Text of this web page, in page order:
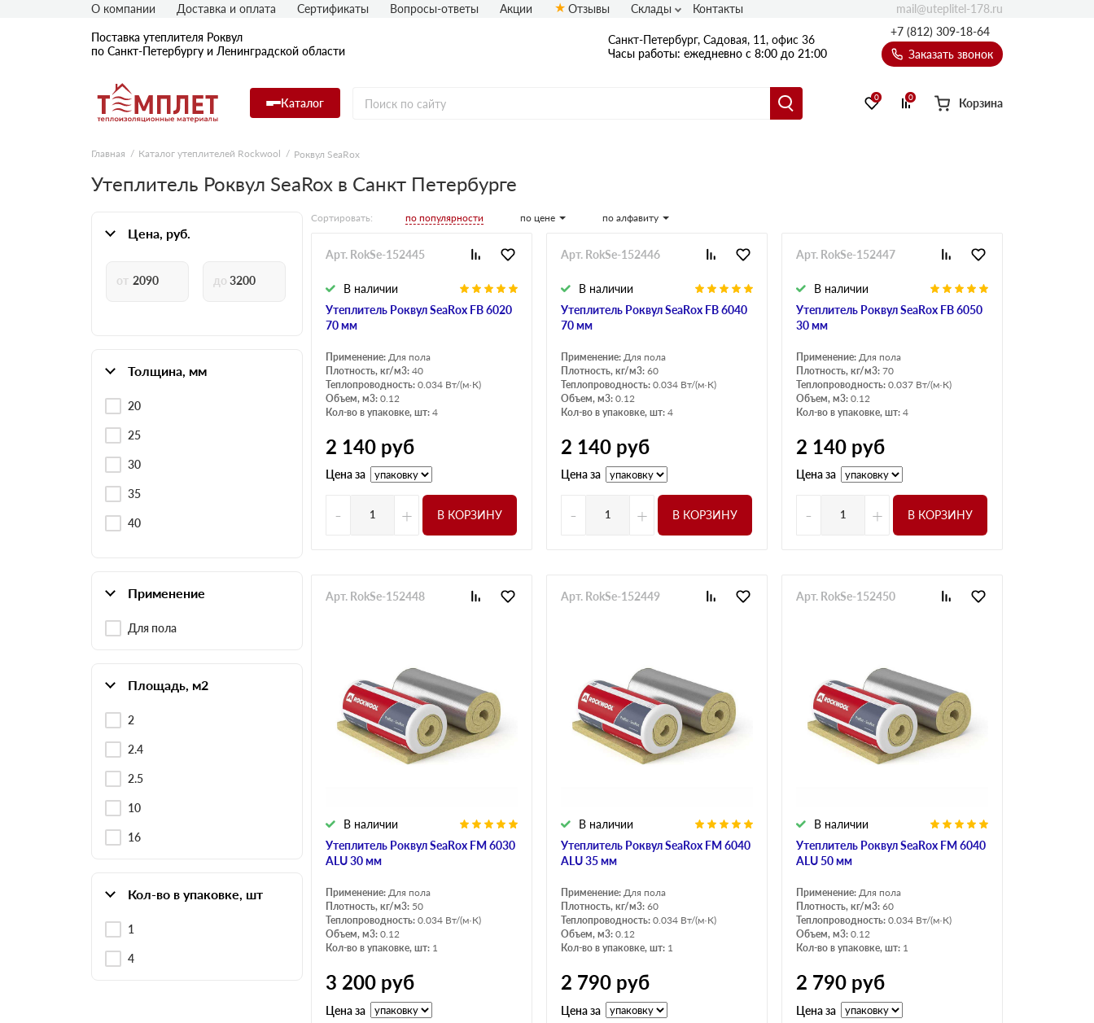
Поставка утеплителя Роквул
по Санкт-Петербургу и Ленинградской области
Санкт-Петербург, Садовая, 11, офис 36
Часы работы: ежедневно с 8:00 до 21:00
+7 (812) 309-18-64
Заказать звонок
Каталог 0 0 Корзина
О компании Доставка и оплата Сертификаты Вопросы-ответы Акции Отзывы Склады Контакты mail@uteplitel-178.ru
Главная Каталог утеплителей Rockwool Роквул SeaRox
Утеплитель Роквул SeaRox в Санкт Петербурге
Цена, руб.
Толщина, мм
20
25
30
35
40
Применение
Для пола
Площадь, м2
2
2.4
2.5
10
16
Кол-во в упаковке, шт
1
4
Сортировать: по популярности по цене по алфавиту
Утеплитель Роквул SeaRox FB 6020
70 мм
В наличии
Арт. RokSe-152445
Применение: Для пола
Плотность, кг/м3: 40
Теплопроводность: 0.034 Вт/(м·К)
Объем, м3: 0.12
Кол-во в упаковке, шт: 4
2 140 руб
Цена за
- + В КОРЗИНУ
Утеплитель Роквул SeaRox FB 6040
70 мм
В наличии
Арт. RokSe-152446
Применение: Для пола
Плотность, кг/м3: 60
Теплопроводность: 0.034 Вт/(м·К)
Объем, м3: 0.12
Кол-во в упаковке, шт: 4
2 140 руб
Цена за
- + В КОРЗИНУ
Утеплитель Роквул SeaRox FB 6050
30 мм
В наличии
Арт. RokSe-152447
Применение: Для пола
Плотность, кг/м3: 70
Теплопроводность: 0.037 Вт/(м·К)
Объем, м3: 0.12
Кол-во в упаковке, шт: 4
2 140 руб
Цена за
- + В КОРЗИНУ
Утеплитель Роквул SeaRox FM 6030
ALU 30 мм
В наличии
Арт. RokSe-152448
Применение: Для пола
Плотность, кг/м3: 50
Теплопроводность: 0.034 Вт/(м·К)
Объем, м3: 0.12
Кол-во в упаковке, шт: 1
3 200 руб
Цена за
Утеплитель Роквул SeaRox FM 6040
ALU 35 мм
В наличии
Арт. RokSe-152449
Применение: Для пола
Плотность, кг/м3: 60
Теплопроводность: 0.034 Вт/(м·К)
Объем, м3: 0.12
Кол-во в упаковке, шт: 1
2 790 руб
Цена за
Утеплитель Роквул SeaRox FM 6040
ALU 50 мм
В наличии
Арт. RokSe-152450
Применение: Для пола
Плотность, кг/м3: 60
Теплопроводность: 0.034 Вт/(м·К)
Объем, м3: 0.12
Кол-во в упаковке, шт: 1
2 790 руб
Цена за